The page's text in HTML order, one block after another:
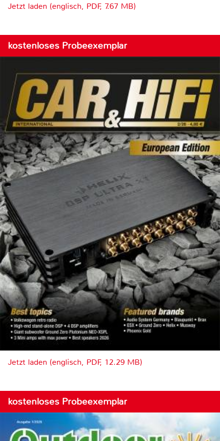
Jetzt laden (englisch, PDF, 7.67 MB)
kostenloses Probeexemplar
Jetzt laden (englisch, PDF, 12.29 MB)
kostenloses Probeexemplar